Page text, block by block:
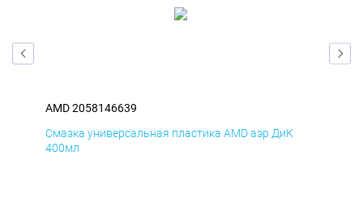
AMD 2058146639
Смазка универсальная пластика AMD аэр ДиК
400мл